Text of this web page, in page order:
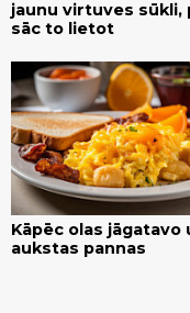
jaunu virtuves sūkli,
sāc to lietot
Kāpēc olas jāgatavo
aukstas pannas